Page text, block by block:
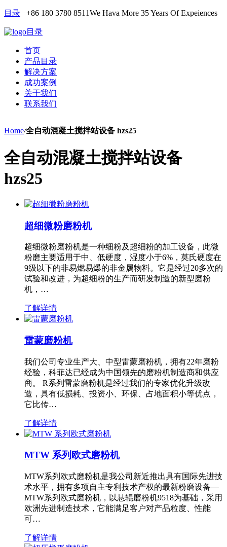
目录 +86 180 3780 8511We Hava More 35 Years Of Expeiences
目录
首页
产品目录
解决方案
成功案例
关于我们
联系我们
Home/全自动混凝土搅拌站设备 hzs25
全自动混凝土搅拌站设备
hzs25
超细微粉磨粉机
超细微粉磨粉机是一种细粉及超细粉的加工设备，此微
粉磨主要适用于中、低硬度，湿度小于6%，莫氏硬度在
9级以下的非易燃易爆的非金属物料。它是经过20多次的
试验和改进，为超细粉的生产而研发制造的新型磨粉
机，…
了解详情
雷蒙磨粉机
我们公司专业生产大、中型雷蒙磨粉机，拥有22年磨粉
经验，科菲达已经成为中国领先的磨粉机制造商和供应
商。 R系列雷蒙磨粉机是经过我们的专家优化升级改
造，具有低损耗、投资小、环保、占地面积小等优点，
它比传…
了解详情
MTW 系列欧式磨粉机
MTW系列欧式磨粉机是我公司新近推出具有国际先进技
术水平，拥有多项自主专利技术产权的最新粉磨设备—
MTW系列欧式磨粉机，以悬辊磨粉机9518为基础，采用
欧洲先进制造技术，它能满足客户对产品粒度、性能
可…
了解详情